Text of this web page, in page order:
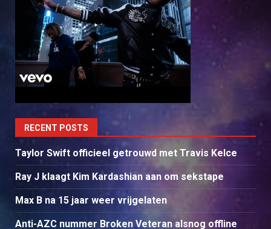
RECENT POSTS
Taylor Swift officieel getrouwd met Travis Kelce
Ray J klaagt Kim Kardashian aan om sekstape
Max B na 15 jaar weer vrijgelaten
Anti-AZC nummer Broken Veteran alsnog offline